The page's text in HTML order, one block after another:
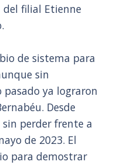
filial Etienne
de sistema para
sin
pasado ya lograron
Desde
perder frente a
de 2023. El
para demostrar